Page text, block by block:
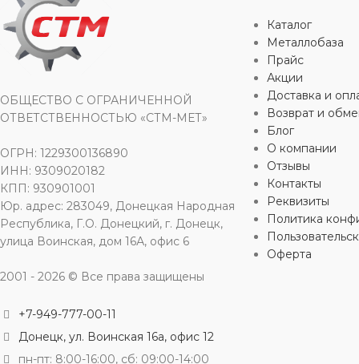
СПОСОБ
ТИП
МАКС.
120 А
ФАКТУРА
ГОСТ
КЛАСС А500С
МАТЕРИАЛ Сталь
СПОСОБ ИЗГОТОВЛЕНИЯ
Горячекатаный
ТИП ПРОКАТА Сортовой
ФАКТУРА
ФОРМА
ГОСТ
КЛАСС
СПОСОБ
ОБЩЕСТВО С ОГРАНИЧЕННОЙ
ОТВЕТСТВЕННОСТЬЮ «СТМ-МЕТ»
ОГРН: 1229300136890
ИНН: 9309020182
КПП: 930901001
Юр. адрес: 283049, Донецкая Народная
Республика, Г.О. Донецкий, г. Донецк,
улица Воинская, дом 16А, офис 6
2001 - 2026 © Все права защищены
+7-949-777-00-11
Донецк, ул. Воинская 16а, офис 12
пн-пт: 8:00-16:00, сб: 09:00-14:00
Каталог
Металлобаза
Прайс
Акции
Доставка и
Возврат и
Блог
О компании
Отзывы
Контакты
Реквизиты
Политика
Оферта